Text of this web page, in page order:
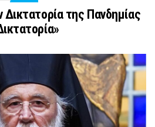
της Πανδημίας